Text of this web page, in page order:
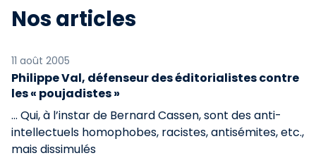
Boutique
Nos articles
11 août 2005
Philippe Val, défenseur des éditorialistes contre
les « poujadistes »
... Qui, à l’instar de Bernard Cassen, sont des anti-
intellectuels homophobes, racistes, antisémites, etc.,
mais dissimulés